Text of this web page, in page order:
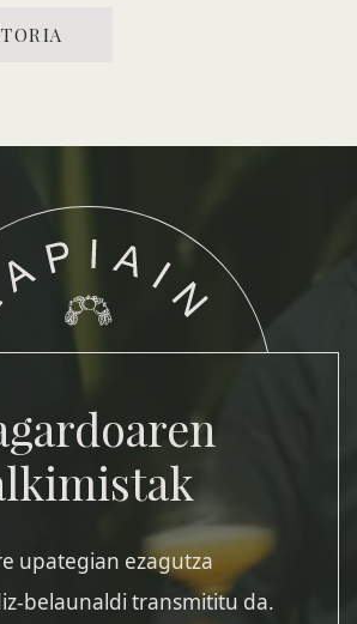
upategian ezagutza
belaunaldi transmititu da.